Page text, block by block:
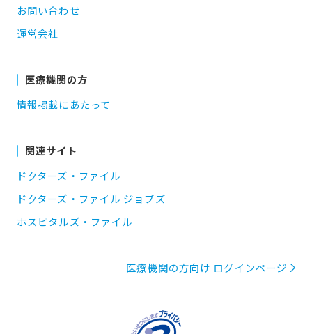
お問い合わせ
運営会社
医療機関の方
情報掲載にあたって
関連サイト
ドクターズ・ファイル
ドクターズ・ファイル ジョブズ
ホスピタルズ・ファイル
医療機関の方向け ログインページ